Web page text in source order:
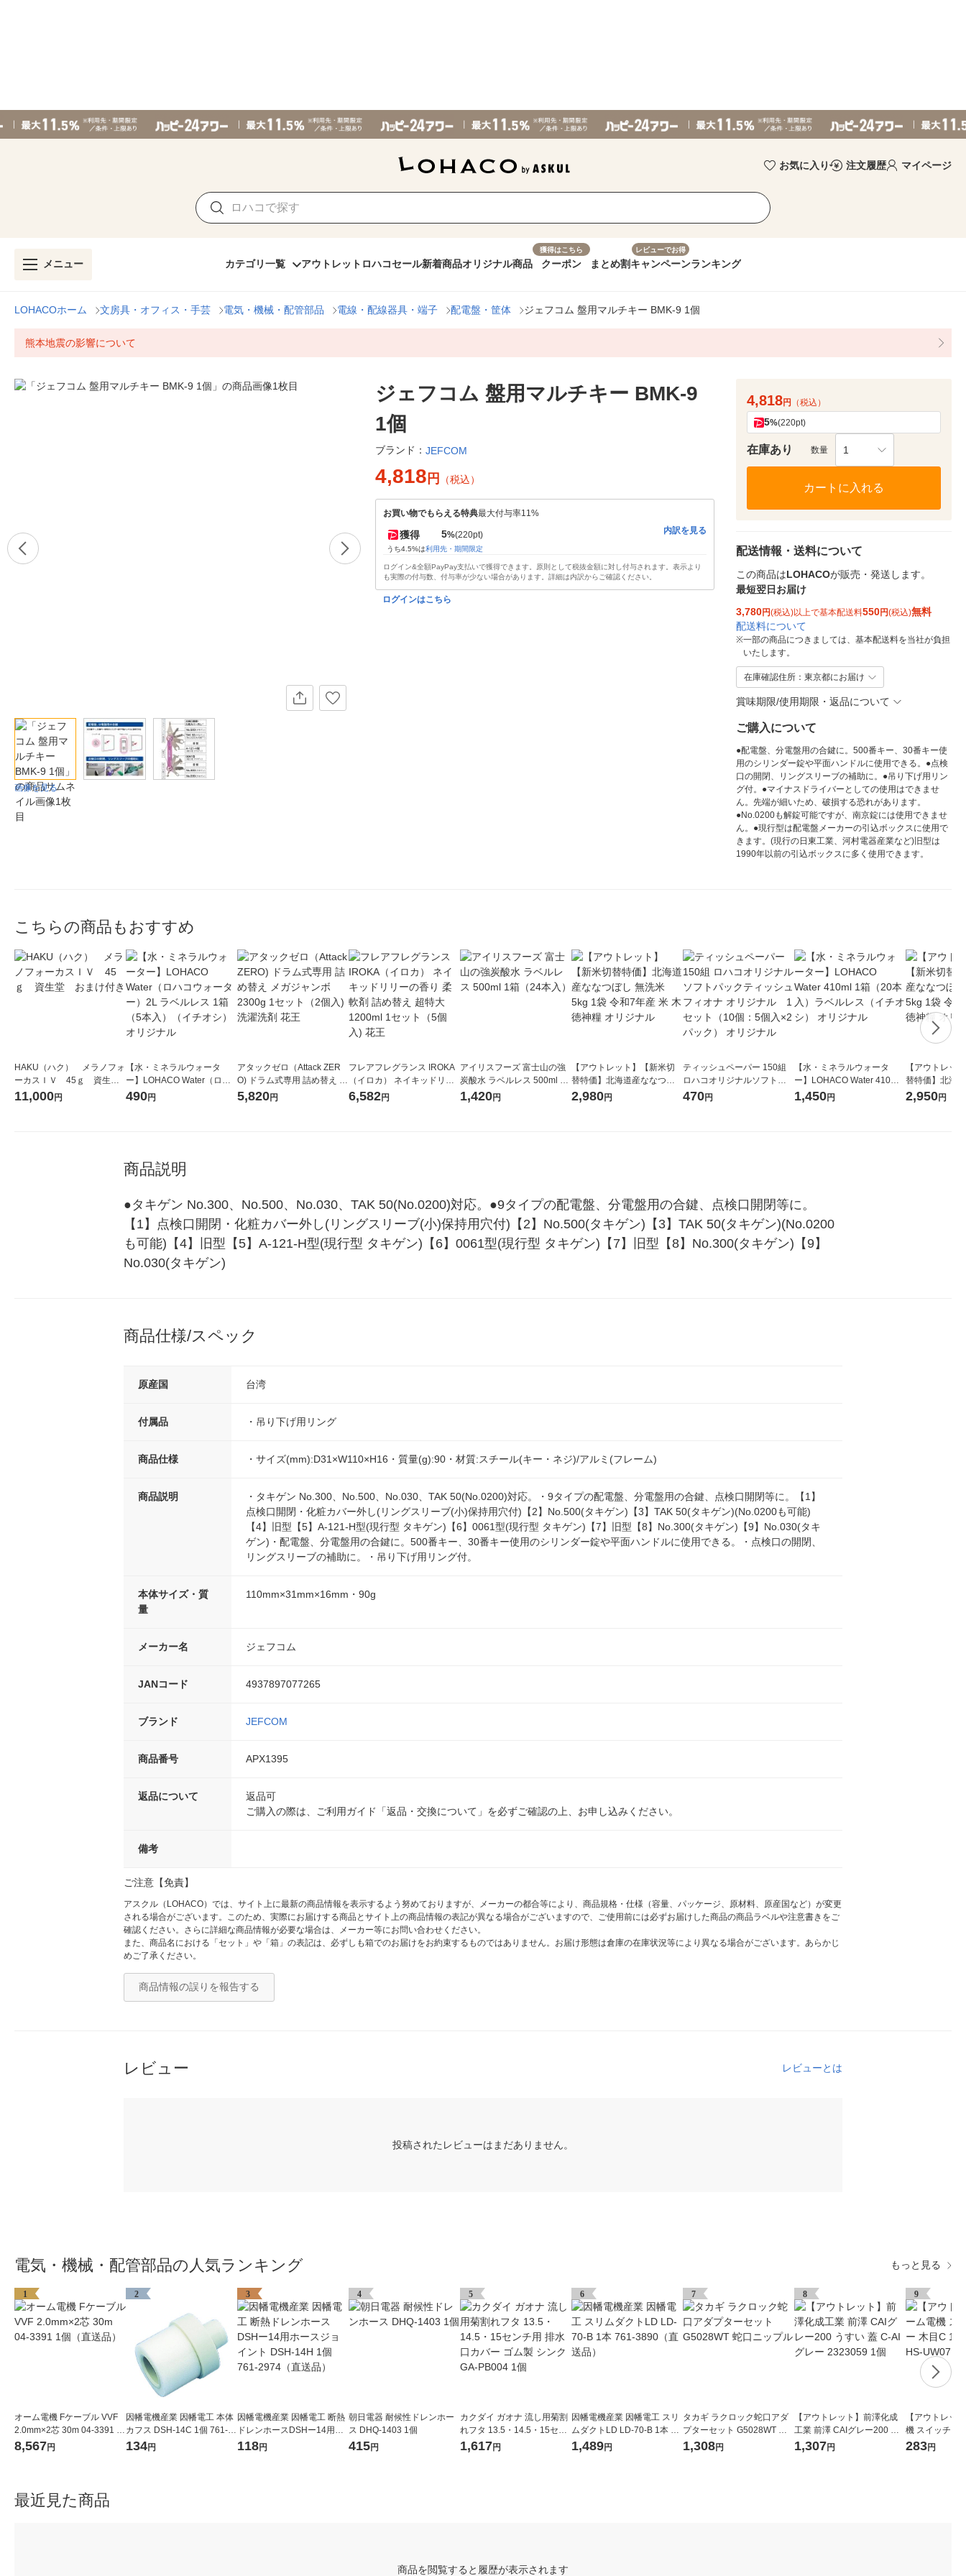
お気に入り 注文履歴 マイページ
メニュー カテゴリ一覧 アウトレット ロハコセール新着商品オリジナル商品
獲得はこちら
クーポン まとめ割
レビューでお得
キャンペーンランキング
LOHACOホーム 文房具・オフィス・手芸 電気・機械・配管部品 電線・配線器具・端子 配電盤・筐体 ジェフコム 盤用マルチキー BMK-9 1個
熊本地震の影響について
画像を見る
ジェフコム 盤用マルチキー BMK-9
1個
ブランド： JEFCOM
4,818 円 （税込）
お買い物でもらえる特典最大付与率11%
獲得 5%(220pt)
うち4.5%は利用先・期間限定
内訳を見る
ログイン&全額PayPay支払いで獲得できます。原則として税抜金額に対し付与されます。表示より
も実際の付与数、付与率が少ない場合があります。詳細は内訳からご確認ください。
ログインはこちら
4,818円 （税込）
5%(220pt)
在庫あり 数量 1
カートに入れる
配送情報・送料について
この商品はLOHACOが販売・発送します。
最短翌日お届け
3,780円(税込)以上で基本配送料550円(税込)無料
配送料について
※一部の商品につきましては、基本配送料を当社が負担
いたします。
在庫確認住所：東京都にお届け
賞味期限/使用期限・返品について
ご購入について
●配電盤、分電盤用の合鍵に。500番キー、30番キー使
用のシリンダー錠や平面ハンドルに使用できる。●点検
口の開閉、リングスリーブの補助に。●吊り下げ用リン
グ付。●マイナスドライバーとしての使用はできませ
ん。先端が細いため、破損する恐れがあります。
●No.0200も解錠可能ですが、南京錠には使用できませ
ん。●現行型は配電盤メーカーの引込ボックスに使用で
きます。(現行の日東工業、河村電器産業など)旧型は
1990年以前の引込ボックスに多く使用できます。
こちらの商品もおすすめ
HAKU（ハク） メラノフォ
ーカスＩＶ 45ｇ 資生
堂 おまけ付き
11,000円
【水・ミネラルウォータ
ー】LOHACO Water（ロハ
コウォーター）2L ラベルレ
490円
アタックゼロ（Attack ZER
O) ドラム式専用 詰め替え メ
ガジャンボ 2300g 1セット
5,820円
フレアフレグランス IROKA
（イロカ） ネイキッドリリ
ーの香り 柔軟剤 詰め替え 超
6,582円
アイリスフーズ 富士山の強
炭酸水 ラベルレス 500ml 1
箱（24本入）
1,420円
【アウトレット】【新米切
替特価】北海道産ななつぼ
し 無洗米 5kg 1袋 令和7年産
2,980円
ティッシュペーパー 150組
ロハコオリジナルソフトパ
ックティッシュ フィオナ オ
470円
【水・ミネラルウォータ
ー】LOHACO Water 410ml
1箱（20本入）ラベルレス
1,450円
【アウトレッ
替特価】北海
し 精白米 5kg
2,950円
商品説明
●タキゲン No.300、No.500、No.030、TAK 50(No.0200)対応。●9タイプの配電盤、分電盤用の合鍵、点検口開閉等に。
【1】点検口開閉・化粧カバー外し(リングスリーブ(小)保持用穴付)【2】No.500(タキゲン)【3】TAK 50(タキゲン)(No.0200
も可能)【4】旧型【5】A-121-H型(現行型 タキゲン)【6】0061型(現行型 タキゲン)【7】旧型【8】No.300(タキゲン)【9】
No.030(タキゲン)
商品仕様/スペック
原産国 台湾
付属品 ・吊り下げ用リング
商品仕様 ・サイズ(mm):D31×W110×H16・質量(g):90・材質:スチール(キー・ネジ)/アルミ(フレーム)
商品説明
・タキゲン No.300、No.500、No.030、TAK 50(No.0200)対応。・9タイプの配電盤、分電盤用の合鍵、点検口開閉等に。【1】
点検口開閉・化粧カバー外し(リングスリーブ(小)保持用穴付)【2】No.500(タキゲン)【3】TAK 50(タキゲン)(No.0200も可能)
【4】旧型【5】A-121-H型(現行型 タキゲン)【6】0061型(現行型 タキゲン)【7】旧型【8】No.300(タキゲン)【9】No.030(タキ
ゲン)・配電盤、分電盤用の合鍵に。500番キー、30番キー使用のシリンダー錠や平面ハンドルに使用できる。・点検口の開閉、
リングスリーブの補助に。・吊り下げ用リング付。
本体サイズ・質
量
110mm×31mm×16mm・90g
メーカー名 ジェフコム
JANコード 4937897077265
ブランド JEFCOM
商品番号 APX1395
返品について
返品可
ご購入の際は、ご利用ガイド「返品・交換について」を必ずご確認の上、お申し込みください。
備考
ご注意【免責】
アスクル（LOHACO）では、サイト上に最新の商品情報を表示するよう努めておりますが、メーカーの都合等により、商品規格・仕様（容量、パッケージ、原材料、原産国など）が変更
される場合がございます。このため、実際にお届けする商品とサイト上の商品情報の表記が異なる場合がございますので、ご使用前には必ずお届けした商品の商品ラベルや注意書きをご
確認ください。さらに詳細な商品情報が必要な場合は、メーカー等にお問い合わせください。
また、商品名における「セット」や「箱」の表記は、必ずしも箱でのお届けをお約束するものではありません。お届け形態は倉庫の在庫状況等により異なる場合がございます。あらかじ
めご了承ください。
商品情報の誤りを報告する
レビュー レビューとは
投稿されたレビューはまだありません。
電気・機械・配管部品の人気ランキング もっと見る
1
オーム電機 Fケーブル VVF
2.0mm×2芯 30m 04-3391 1
個（直送品）
8,567円
2
因幡電機産業 因幡電工 本体
カフス DSH-14C 1個 761-2
966（直送品）
134円
3
因幡電機産業 因幡電工 断熱
ドレンホースDSHー14用ホ
ースジョイント DSH-14H 1
118円
4
朝日電器 耐候性ドレンホー
ス DHQ-1403 1個
415円
5
カクダイ ガオナ 流し用菊割
れフタ 13.5・14.5・15セン
チ用 排水口カバー ゴム製 シ
1,617円
6
因幡電機産業 因幡電工 スリ
ムダクトLD LD-70-B 1本 76
1-3890（直送品）
1,489円
7
タカギ ラクロック蛇口アダ
プターセット G5028WT 蛇
口ニップル
1,308円
8
【アウトレット】前澤化成
工業 前澤 CAIグレー200 う
すい 蓋 C-AI グレー 232305
1,307円
9
【アウトレッ
機 スイッチカ
コ用 OHM HS-
283円
最近見た商品
商品を閲覧すると履歴が表示されます